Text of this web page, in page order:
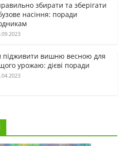
збирати та зберігати
насіння: поради
підживити вишню весною для
урожаю: дієві поради